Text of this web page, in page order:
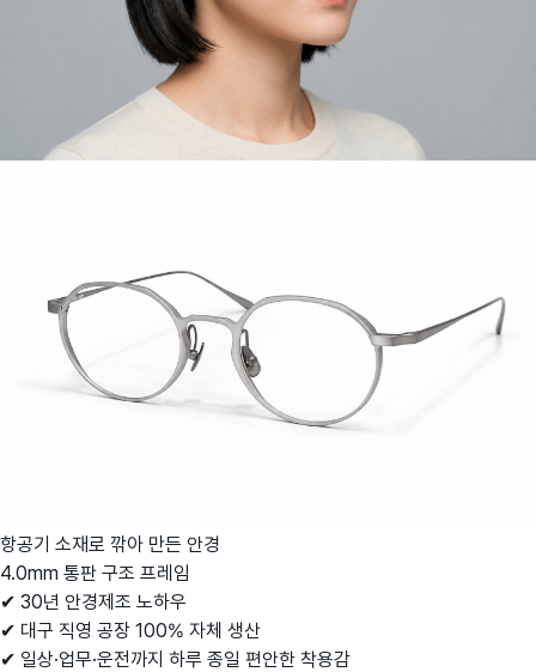
항공기 소재로 깎아 만든 안경
4.0mm 통판 구조 프레임
✔ 30년 안경제조 노하우
✔ 대구 직영 공장 100% 자체 생산
✔ 일상·업무·운전까지 하루 종일 편안한 착용감